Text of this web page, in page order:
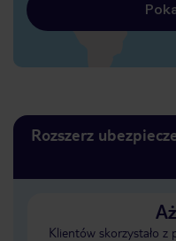
Rozszerz
Klientów skorzystało